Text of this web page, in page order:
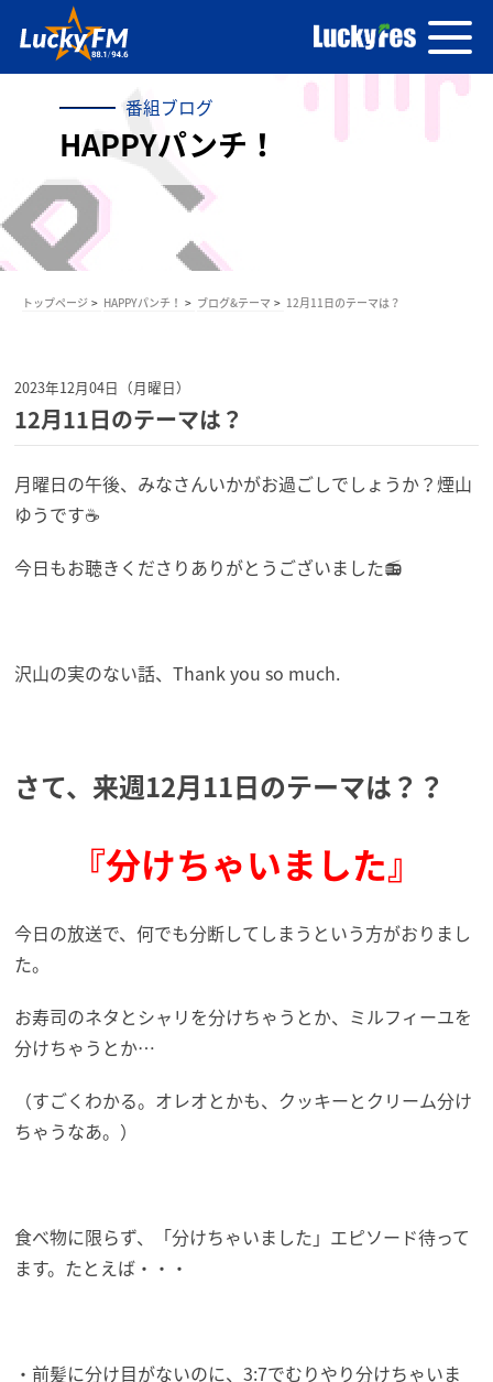
番組ブログ
HAPPYパンチ！
トップページ HAPPYパンチ！ ブログ&テーマ 12月11日のテーマは？
2023年12月04日（月曜日）
12月11日のテーマは？
月曜日の午後、みなさんいかがお過ごしでしょうか？煙山
ゆうです☕
今日もお聴きくださりありがとうございました📻
沢山の実のない話、Thank you so much.
さて、来週12月11日のテーマは？？
『分けちゃいました』
今日の放送で、何でも分断してしまうという方がおりまし
た。
お寿司のネタとシャリを分けちゃうとか、ミルフィーユを
分けちゃうとか…
（すごくわかる。オレオとかも、クッキーとクリーム分け
ちゃうなあ。）
食べ物に限らず、「分けちゃいました」エピソード待って
ます。たとえば・・・
・前髪に分け目がないのに、3:7でむりやり分けちゃいま